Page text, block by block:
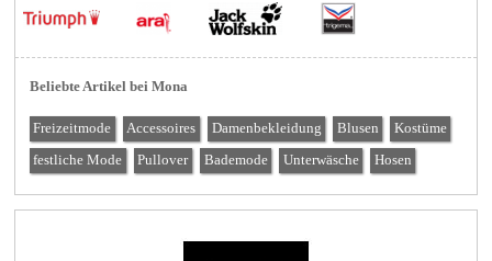
Beliebte Artikel bei Mona
Freizeitmode Accessoires Damenbekleidung Blusen Kostüme
festliche Mode Pullover Bademode Unterwäsche Hosen